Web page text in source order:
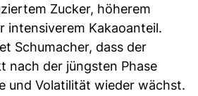
Zucker, höherem
intensiverem Kakaoanteil.
Schumacher, dass der
nach der jüngsten Phase
und Volatilität wieder wächst.